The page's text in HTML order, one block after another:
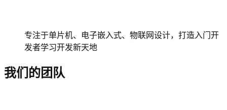
专注于单片机、电子嵌入式、物联网设计，打造入门开
发者学习开发新天地
我们的团队